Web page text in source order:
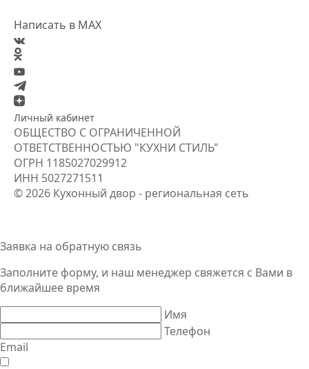
Написать в MAX
Личный кабинет
ОБЩЕСТВО С ОГРАНИЧЕННОЙ
ОТВЕТСТВЕННОСТЬЮ "КУХНИ СТИЛЬ"
ОГРН 1185027029912
ИНН 5027271511
© 2026 Кухонный двор - региональная сеть
Заявка на обратную связь
Заполните форму, и наш менеджер свяжется с Вами в
ближайшее время
Имя
Телефон
Email